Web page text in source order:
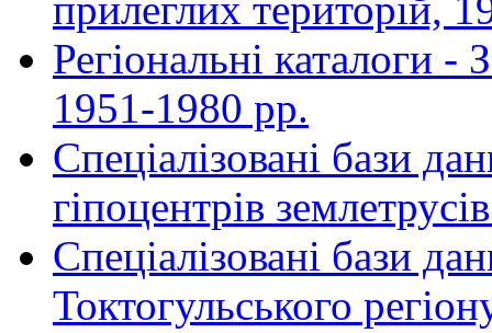
Регіональні каталоги
1951-1980 рр.
Спеціалізовані бази
гіпоцентрів
Спеціалізовані бази
Токтогульського